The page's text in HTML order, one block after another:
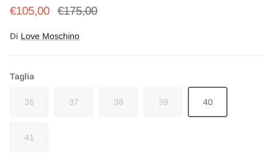
Prezzo di vendita
€105,00 Prezzo normale
€175,00
Di Love Moschino
Taglia
36 37 38 39 40
41